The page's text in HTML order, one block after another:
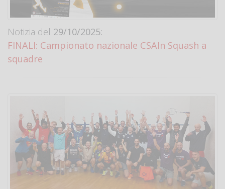
Notizia del 29/10/2025:
FINALI: Campionato nazionale CSAIn Squash a
squadre